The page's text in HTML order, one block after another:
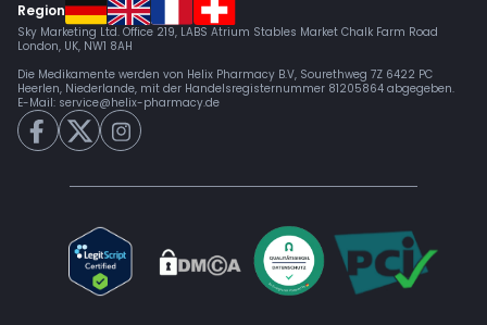
Region
Sky Marketing Ltd. Office 219, LABS Atrium Stables Market Chalk Farm Road
London, UK, NW1 8AH
Die Medikamente werden von Helix Pharmacy B.V, Sourethweg 7Z 6422 PC
Heerlen, Niederlande, mit der Handelsregisternummer 81205864 abgegeben.
E-Mail: service@helix-pharmacy.de